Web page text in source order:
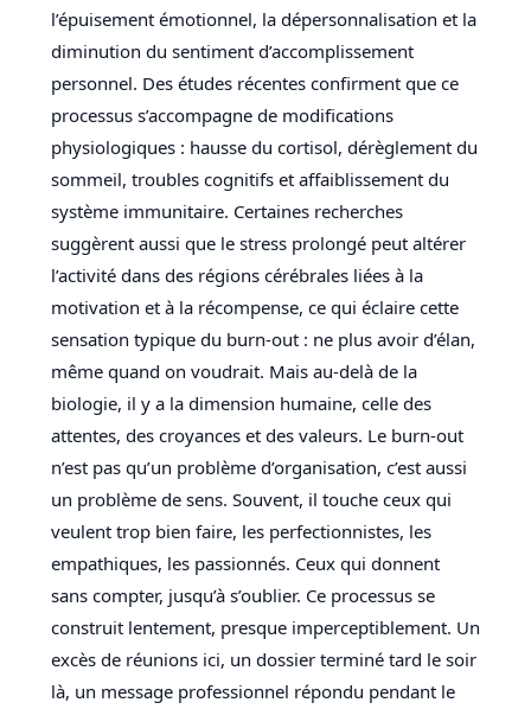
l’épuisement émotionnel, la dépersonnalisation et la
diminution du sentiment d’accomplissement
personnel. Des études récentes confirment que ce
processus s’accompagne de modifications
physiologiques : hausse du cortisol, dérèglement du
sommeil, troubles cognitifs et affaiblissement du
système immunitaire. Certaines recherches
suggèrent aussi que le stress prolongé peut altérer
l’activité dans des régions cérébrales liées à la
motivation et à la récompense, ce qui éclaire cette
sensation typique du burn-out : ne plus avoir d’élan,
même quand on voudrait. Mais au-delà de la
biologie, il y a la dimension humaine, celle des
attentes, des croyances et des valeurs. Le burn-out
n’est pas qu’un problème d’organisation, c’est aussi
un problème de sens. Souvent, il touche ceux qui
veulent trop bien faire, les perfectionnistes, les
empathiques, les passionnés. Ceux qui donnent
sans compter, jusqu’à s’oublier. Ce processus se
construit lentement, presque imperceptiblement. Un
excès de réunions ici, un dossier terminé tard le soir
là, un message professionnel répondu pendant le